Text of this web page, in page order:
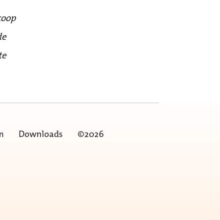
Downloads ©2026